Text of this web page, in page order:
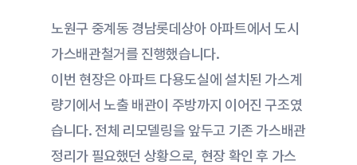
노원구 중계동 경남롯데상아 아파트에서 도시
가스배관철거를 진행했습니다.
이번 현장은 아파트 다용도실에 설치된 가스계
량기에서 노출 배관이 주방까지 이어진 구조였
습니다. 전체 리모델링을 앞두고 기존 가스배관
정리가 필요했던 상황으로, 현장 확인 후 가스